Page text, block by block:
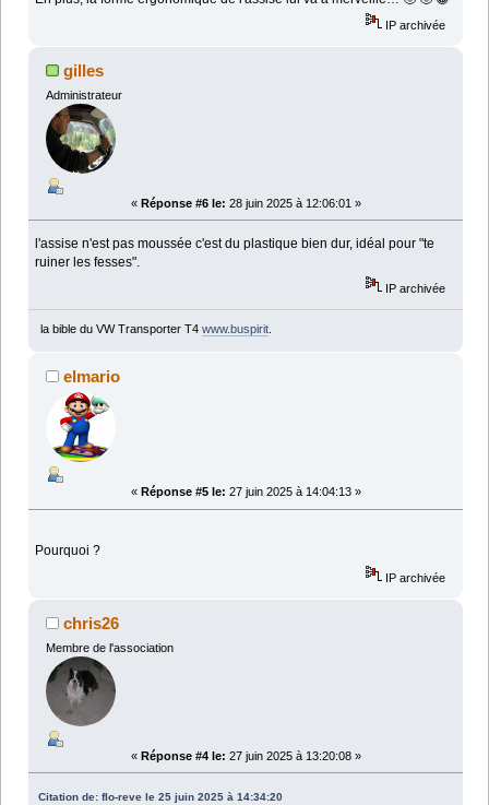
IP archivée
gilles
Administrateur
« Réponse #6 le: 28 juin 2025 à 12:06:01 »
l'assise n'est pas moussée c'est du plastique bien dur, idéal pour "te
ruiner les fesses".
IP archivée
la bible du VW Transporter T4 www.buspirit.
elmario
« Réponse #5 le: 27 juin 2025 à 14:04:13 »
Pourquoi ?
IP archivée
chris26
Membre de l'association
« Réponse #4 le: 27 juin 2025 à 13:20:08 »
Citation de: flo-reve le 25 juin 2025 à 14:34:20